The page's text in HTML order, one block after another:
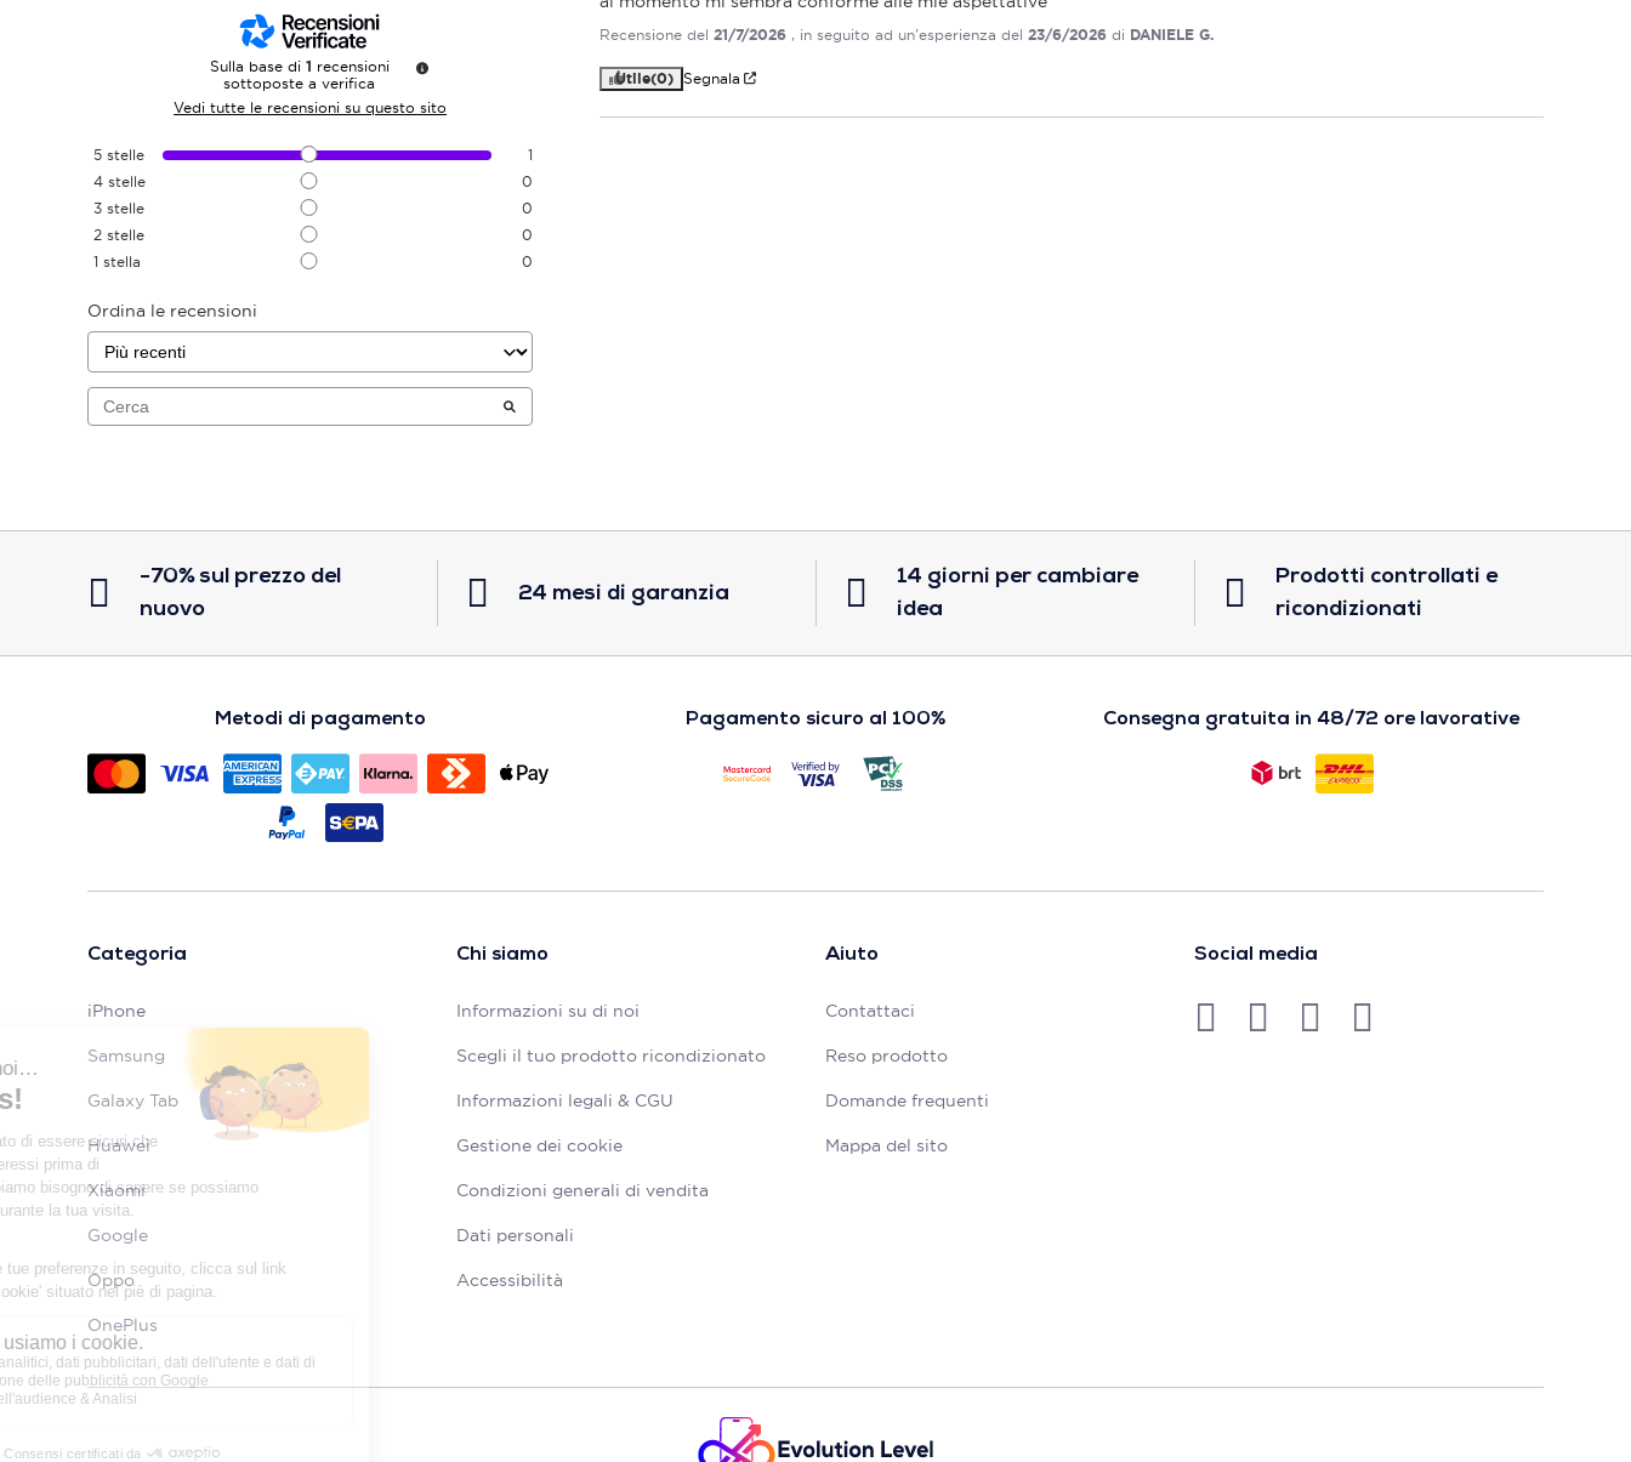
Sulla base di 1 recensioni
sottoposte a verifica
Vedi tutte le recensioni su questo sito
5 stelle
1
4 stelle
0
3 stelle
0
2 stelle
0
1 stella 0
Ordina le recensioni
Recensione del21/7/2026 , in seguito ad un'esperienza del23/6/2026 di DANIELE G.
Utile(0) Segnala
-70% sul prezzo del
nuovo
24 mesi di garanzia
14 giorni per cambiare
idea
Prodotti controllati e
ricondizionati
Metodi di pagamento Pagamento sicuro al 100% Consegna gratuita in 48/72 ore lavorative
Categoria
iPhone
Samsung
Galaxy Tab
Huawei
Xiaomi
Google
Oppo
OnePlus
Chi siamo
Informazioni su di noi
Scegli il tuo prodotto ricondizionato
Informazioni legali & CGU
Gestione dei cookie
Condizioni generali di vendita
Dati personali
Accessibilità
Aiuto
Contattaci
Reso prodotto
Domande frequenti
Mappa del sito
Social media